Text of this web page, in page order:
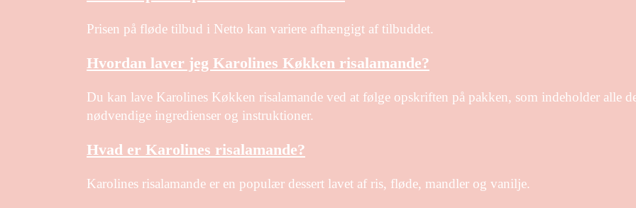
Prisen på fløde tilbud i Netto kan variere afhængigt af tilbuddet.
Hvordan laver jeg Karolines Køkken risalamande?
Du kan lave Karolines Køkken risalamande ved at følge opskriften på pakken, som indeholder alle
nødvendige ingredienser og instruktioner.
Hvad er Karolines risalamande?
Karolines risalamande er en populær dessert lavet af ris, fløde, mandler og vanilje.